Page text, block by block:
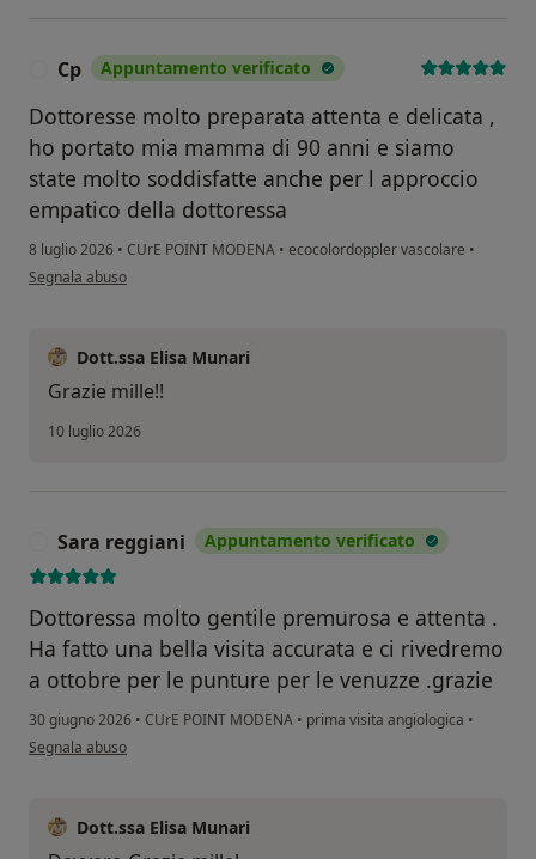
Cp Appuntamento verificato
Dottoresse molto preparata attenta e delicata ,
ho portato mia mamma di 90 anni e siamo
state molto soddisfatte anche per l approccio
empatico della dottoressa
8 luglio 2026 • CUrE POINT MODENA • ecocolordoppler vascolare •
secondo l'opinione dell'utente Cp
Segnala abuso
Dott.ssa Elisa Munari
Grazie mille!!
10 luglio 2026
Sara reggiani Appuntamento verificato
Dottoressa molto gentile premurosa e attenta .
Ha fatto una bella visita accurata e ci rivedremo
a ottobre per le punture per le venuzze .grazie
30 giugno 2026 • CUrE POINT MODENA • prima visita angiologica •
secondo l'opinione dell'utente Sara reggiani
Segnala abuso
Dott.ssa Elisa Munari